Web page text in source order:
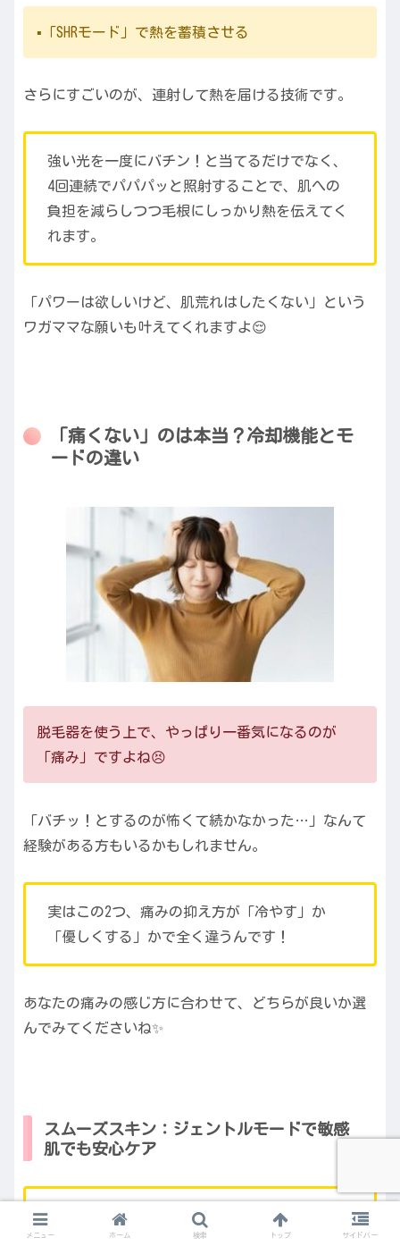
▪️「SHRモード」で熱を蓄積させる
さらにすごいのが、連射して熱を届ける技術です。
強い光を一度にバチン！と当てるだけでなく、
4回連続でパパパッと照射することで、肌への
負担を減らしつつ毛根にしっかり熱を伝えてく
れます。
「パワーは欲しいけど、肌荒れはしたくない」という
ワガママな願いも叶えてくれますよ😌
「痛くない」のは本当？冷却機能とモ
ードの違い
脱毛器を使う上で、やっぱり一番気になるのが
「痛み」ですよね😣
「バチッ！とするのが怖くて続かなかった…」なんて
経験がある方もいるかもしれません。
実はこの2つ、痛みの抑え方が「冷やす」か
「優しくする」かで全く違うんです！
あなたの痛みの感じ方に合わせて、どちらが良いか選
んでみてくださいね✨
スムーズスキン：ジェントルモードで敏感
肌でも安心ケア
スムーズスキンは、機械そのものの「優しさ」
で痛みをコントロールしてくれます。
メニュー ホーム 検索 トップ サイドバー